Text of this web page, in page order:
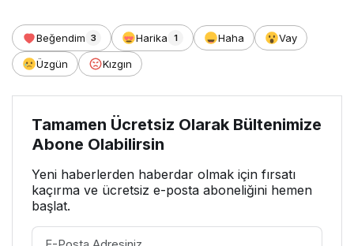
Beğendim 3 Harika 1 Haha Vay
Üzgün Kızgın
Tamamen Ücretsiz Olarak Bültenimize
Abone Olabilirsin
Yeni haberlerden haberdar olmak için fırsatı
kaçırma ve ücretsiz e-posta aboneliğini hemen
başlat.